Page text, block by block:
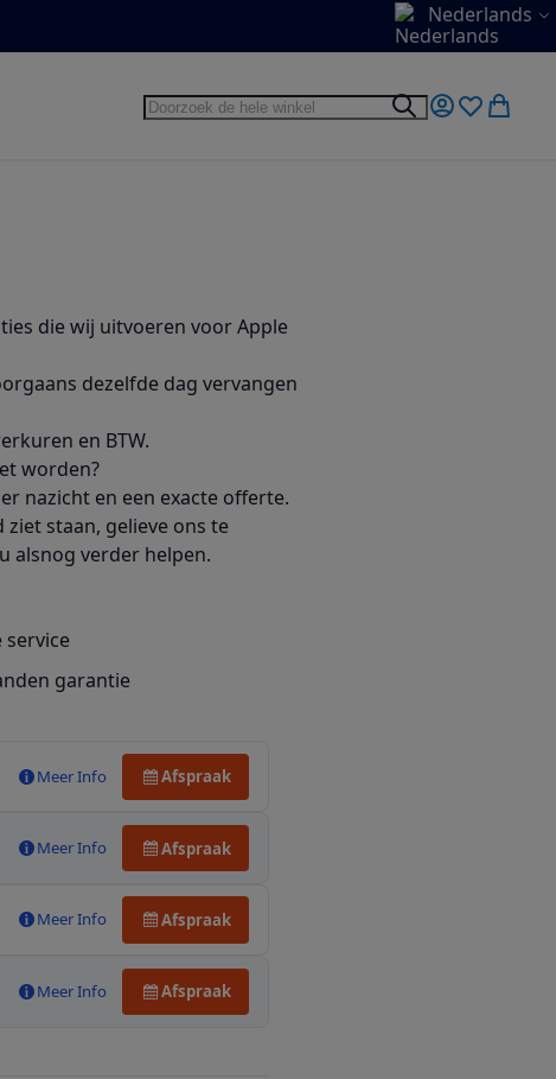
Taal Nederlands
Zoek
ZoekMijn account
Verlanglijst
die wij uitvoeren voor Apple
dezelfde dag vervangen
en BTW.
worden?
nazicht en een exacte offerte.
staan, gelieve ons te
alsnog verder helpen.
service
garantie
Meer Info Afspraak
Meer Info Afspraak
Meer Info Afspraak
Meer Info Afspraak